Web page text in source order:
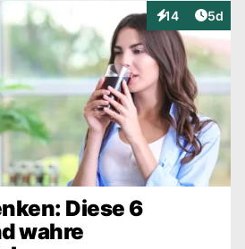
14
Interaktionen
5d
Diese 6
wahre